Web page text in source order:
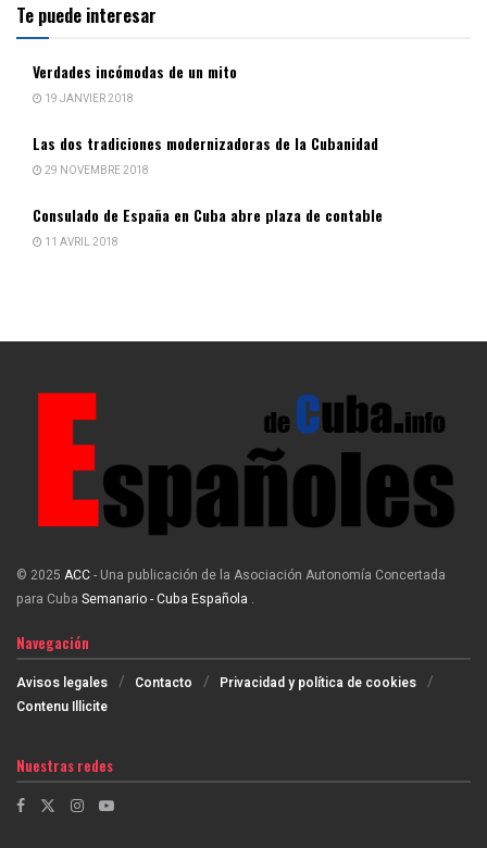
Te puede interesar
Verdades incómodas de un mito
19 JANVIER 2018
Las dos tradiciones modernizadoras de la Cubanidad
29 NOVEMBRE 2018
Consulado de España en Cuba abre plaza de contable
11 AVRIL 2018
© 2025 ACC- Una publicación de la Asociación Autonomía Concertada
para Cuba Semanario - Cuba Española .
Navegación
Avisos legales Contacto
Privacidad y política de cookies
Contenu Illicite
Nuestras redes